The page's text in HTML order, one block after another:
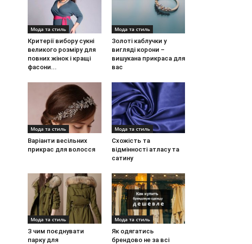
Мода та стиль
Критерії вибору сукні
великого розміру для
повних жінок і кращі
фасони...
Мода та стиль
Золоті каблучки у
вигляді корони –
вишукана прикраса для
вас
Мода та стиль
Варіанти весільних
прикрас для волосся
Мода та стиль
Схожість та
відмінності атласу та
сатину
Мода та стиль
З чим поєднувати
парку для
Мода та стиль
Як одягатись
брендово не за всі